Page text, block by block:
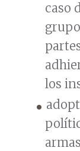
caso
los